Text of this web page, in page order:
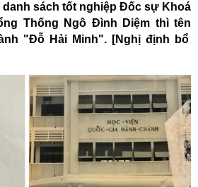
danh sách tốt nghiệp Đốc sự Khoá
Thống Ngô Đình Diệm thì tên
"Đỗ Hải Minh". [Nghị định bổ